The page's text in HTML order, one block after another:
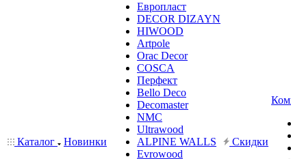
Каталог Новинки
Европласт
DECOR DIZAYN
HIWOOD
Artpole
Orac Decor
COSCA
Перфект
Bello Deco
Decomaster
NMС
Ultrawood
ALPINE WALLS
Evrowood
Скидки